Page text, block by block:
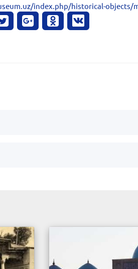
index.php/historical-objects/